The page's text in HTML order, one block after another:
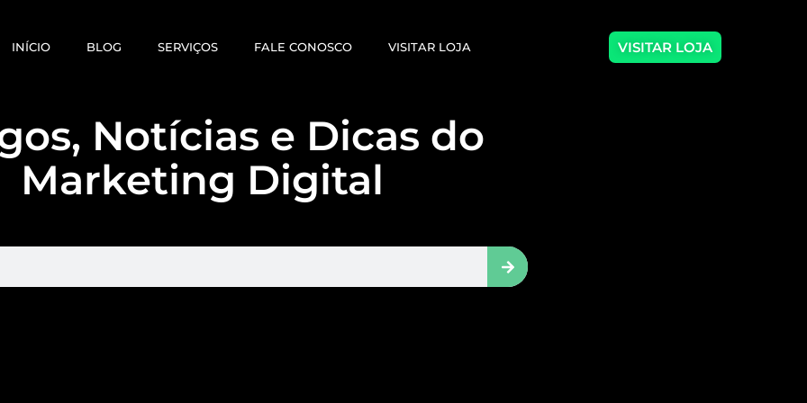
INÍCIO BLOG SERVIÇOS FALE CONOSCO VISITAR LOJA VISITAR LOJA
Notícias e Dicas do
Marketing Digital